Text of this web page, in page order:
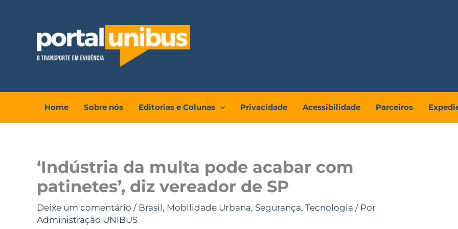
conteúdo
Home Sobre nós Editorias e Colunas Privacidade Acessibilidade Parceiros
‘Indústria da multa pode acabar com
patinetes’, diz vereador de SP
Deixe um comentário / Brasil, Mobilidade Urbana, Segurança, Tecnologia / Por
Administração UNIBUS